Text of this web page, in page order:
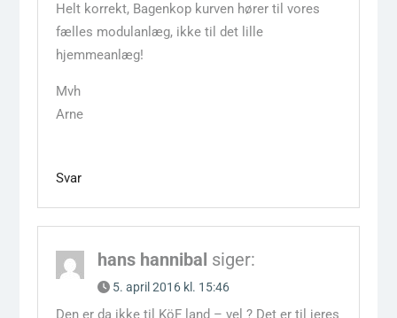
Helt korrekt, Bagenkop kurven hører til vores
fælles modulanlæg, ikke til det lille
hjemmeanlæg!
Mvh
Arne
Svar
hans hannibal siger:
5. april 2016 kl. 15:46